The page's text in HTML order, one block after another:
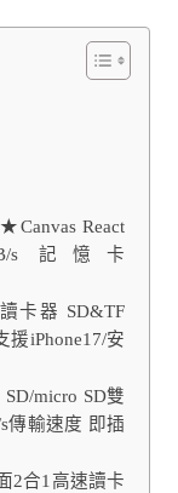
React
s 記憶卡
卡器 SD&TF
援iPhone17/安
micro SD雙
傳輸速度 即插
2合1高速讀卡